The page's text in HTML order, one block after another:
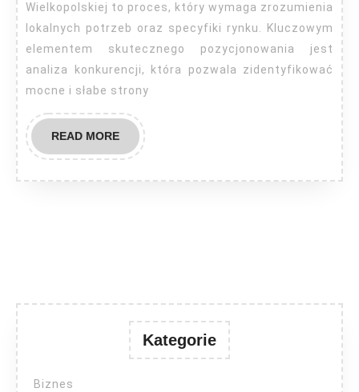
Wielkopolskiej to proces, który wymaga zrozumienia
lokalnych potrzeb oraz specyfiki rynku. Kluczowym
elementem skutecznego pozycjonowania jest
analiza konkurencji, która pozwala zidentyfikować
mocne i słabe strony
READ MOREREAD
MORE
Kategorie
Biznes